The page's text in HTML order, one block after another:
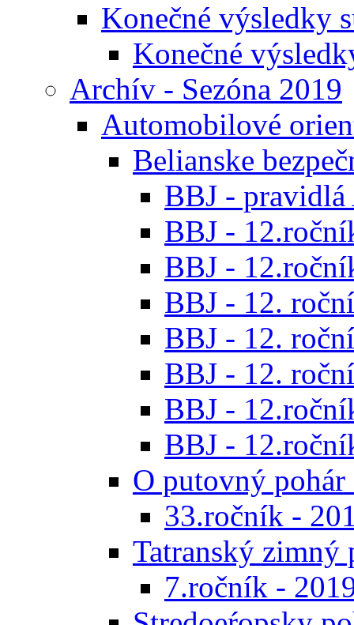
Konečné výsledky
Konečné
Archív - Sezóna 2019
Automobilové
Belianske
BBJ - pravidlá
BBJ -
BBJ -
BBJ - 12.
BBJ - 12.
BBJ - 12.
BBJ -
BBJ -
O putovný
33.ročník -
Tatranský zimný
7.ročník -